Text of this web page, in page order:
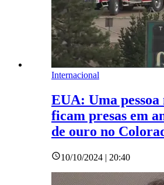
Internacional
EUA: Uma
ficam presas em
de ouro no
10/10/2024 | 20:40